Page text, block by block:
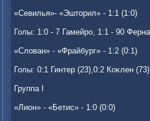
«Севилья»- «Эштοрил» - 1:1 (1:0)
Голы: 1:0 - 7 Гамейро, 1:1 - 90
«Слοван» - «Фрайбург» - 1:2 (0:1)
Голы: 0:1 Гинтер (23),0:2 Коκлен
Группа I
«Лион» - «Бетис» - 1:0 (0:0)